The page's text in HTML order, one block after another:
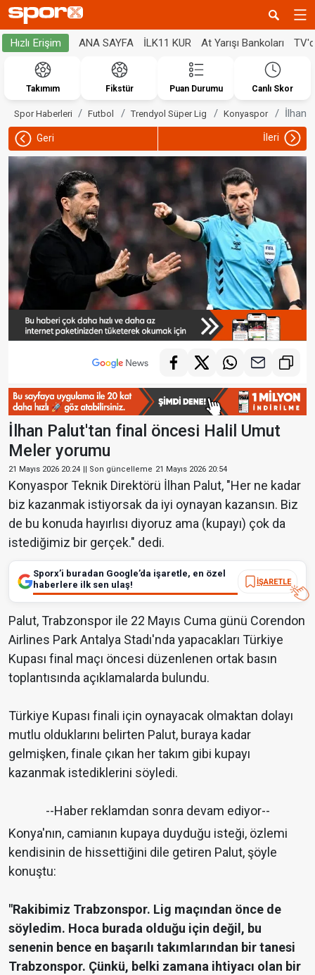
Hızlı Erişim ANA SAYFA İLK11 KUR At Yarışı Bankoları
Takımım Fikstür Puan Durumu Canlı Skor
Spor Haberleri Futbol Trendyol Süper Lig Konyaspor İlhan
Geri İleri
İlhan Palut'tan final öncesi Halil Umut
Meler yorumu
21 Mayıs 2026 20:24 || Son güncelleme 21 Mayıs 2026 20:54
Konyaspor Teknik Direktörü İlhan Palut, "Her ne kadar
biz kazanmak istiyorsak da iyi oynayan kazansın. Biz
de bu konuda hayırlısı diyoruz ama (kupayı) çok da
istediğimiz bir gerçek." dedi.
Sporx’i buradan Google’da işaretle, en özel
haberlere ilk sen ulaş!
İŞARETLE
Palut, Trabzonspor ile 22 Mayıs Cuma günü Corendon
Airlines Park Antalya Stadı'nda yapacakları Türkiye
Kupası final maçı öncesi düzenlenen ortak basın
toplantısında açıklamalarda bulundu.
Türkiye Kupası finali için oynayacak olmaktan dolayı
mutlu olduklarını belirten Palut, buraya kadar
gelmişken, finale çıkan her takım gibi kupayı
kazanmak istediklerini söyledi.
--Haber reklamdan sonra devam ediyor--
Konya'nın, camianın kupaya duyduğu isteği, özlemi
kendisinin de hissettiğini dile getiren Palut, şöyle
konuştu:
"Rakibimiz Trabzonspor. Lig maçından önce de
söyledim. Hoca burada olduğu için değil, bu
senenin bence en başarılı takımlarından bir tanesi
Trabzonspor. Çünkü, belki zamana ihtiyacı olan bir